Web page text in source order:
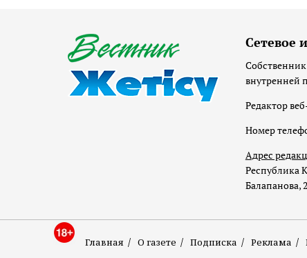
Сетевое
внутренней
Редактор
Номер
Адрес
Республика
Балапанова,
Главная О газете Подписка Реклама